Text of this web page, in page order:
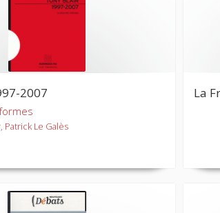
2007
Patrick Le Galès
La